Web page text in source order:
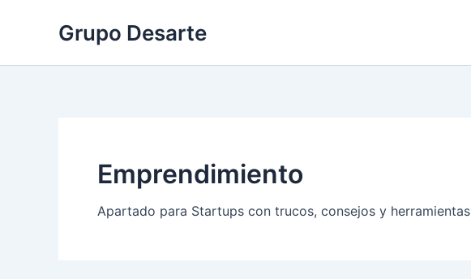
Grupo Desarte
Emprendimiento
Apartado para Startups con trucos, consejos y